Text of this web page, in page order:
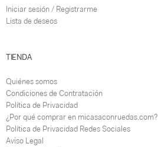
Iniciar sesión / Registrarme
Lista de deseos
TIENDA
Quiénes somos
Condiciones de Contratación
Política de Privacidad
¿Por qué comprar en micasaconruedas.com?
Política de Privacidad Redes Sociales
Aviso Legal